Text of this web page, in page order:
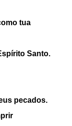
tua
Santo.
pecados.